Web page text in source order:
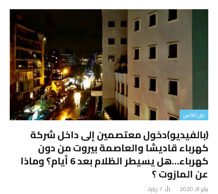
بين الناس
(بالفيديو)دخول معتصمين إلى داخل شركة
كهرباء قاديشا والعاصمة بيروت من دون
كهرباء…هل يسيطر الظلام بعد 6 أيام؟ وماذا
عن المازوت ؟
يناير 8, 2020 7 زيارة